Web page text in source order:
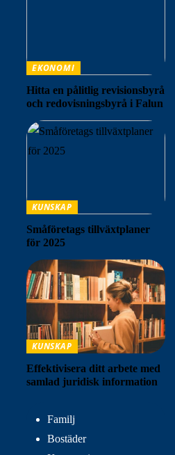
EKONOMI
Hitta en pålitlig revisionsbyrå
och redovisningsbyrå i Falun
KUNSKAP
Småföretags tillväxtplaner
för 2025
KUNSKAP
Effektivisera ditt arbete med
samlad juridisk information
Familj
Bostäder